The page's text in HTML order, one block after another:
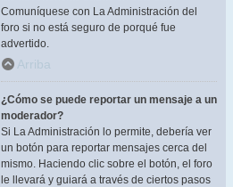
Comuníquese con La Administración del
foro si no está seguro de porqué fue
advertido.
Arriba
¿Cómo se puede reportar un mensaje a un
moderador?
Si La Administración lo permite, debería ver
un botón para reportar mensajes cerca del
mismo. Haciendo clic sobre el botón, el foro
le llevará y guiará a través de ciertos pasos